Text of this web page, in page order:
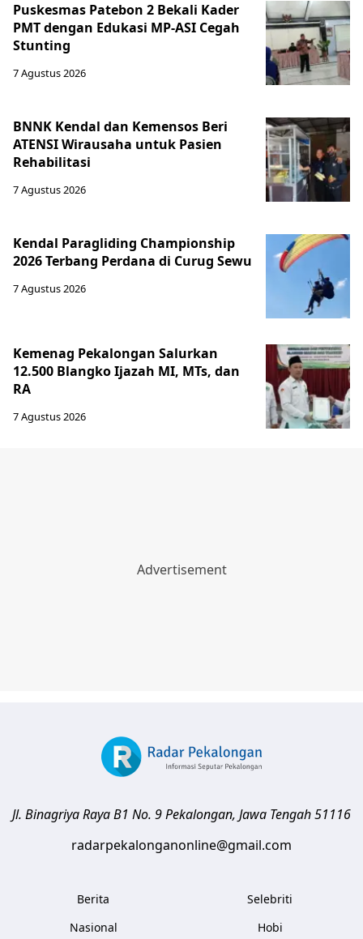
Puskesmas Patebon 2 Bekali Kader
PMT dengan Edukasi MP-ASI Cegah
Stunting
7 Agustus 2026
BNNK Kendal dan Kemensos Beri
ATENSI Wirausaha untuk Pasien
Rehabilitasi
7 Agustus 2026
Kendal Paragliding Championship
2026 Terbang Perdana di Curug Sewu
7 Agustus 2026
Kemenag Pekalongan Salurkan
12.500 Blangko Ijazah MI, MTs, dan
RA
7 Agustus 2026
Jl. Binagriya Raya B1 No. 9Pekalongan, Jawa Tengah51116
radarpekalonganonline@gmail.com
Berita
Nasional
Selebriti
Hobi